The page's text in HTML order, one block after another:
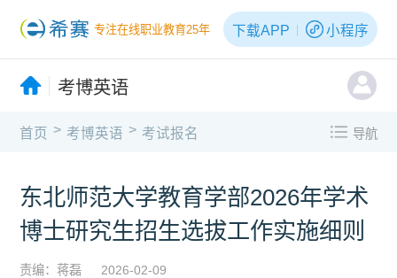
专注在线职业教育25年 下载APP 小程序
考博英语
首页 > 考博英语 > 考试报名 导航
东北师范大学教育学部2026年学术
博士研究生招生选拔工作实施细则
责编：蒋磊 2026-02-09